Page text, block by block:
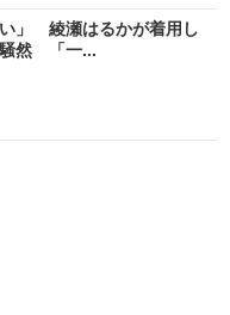
い」 綾瀬はるかが着用し
騒然 「一...